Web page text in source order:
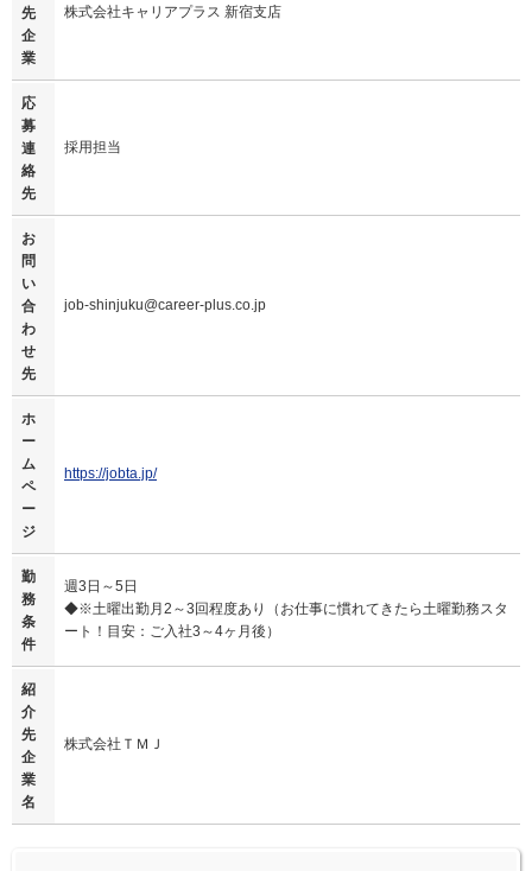
先
企
業
株式会社キャリアプラス 新宿支店
応
募
連
絡
先
採用担当
お
問
い
合
わ
せ
先
job-shinjuku@career-plus.co.jp
ホ
ー
ム
ペ
ー
ジ
https://jobta.jp/
勤
務
条
件
週3日～5日
◆※土曜出勤月2～3回程度あり（お仕事に慣れてきたら土曜勤務スタ
ート！目安：ご入社3～4ヶ月後）
紹
介
先
企
業
名
株式会社ＴＭＪ